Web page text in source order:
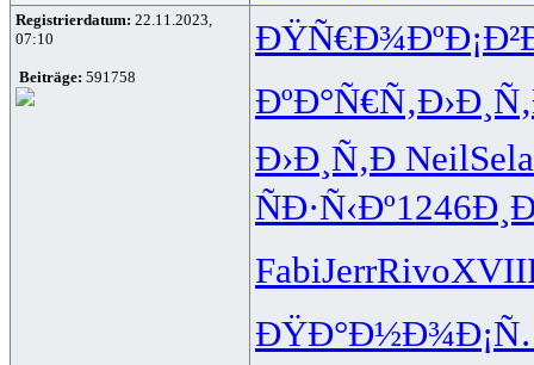
Registrierdatum: 22.11.2023,
07:10
Beiträge: 591758
ÐŸÑ€Ð¾Ðº
ÐºÐ°Ñ€Ñ‚
Ð›Ð¸Ñ‚Ð NeilSela
ÑÐ·Ñ‹Ðº1246
FabiJerrRivoXVII
ÐŸÐ°Ð½Ð¾